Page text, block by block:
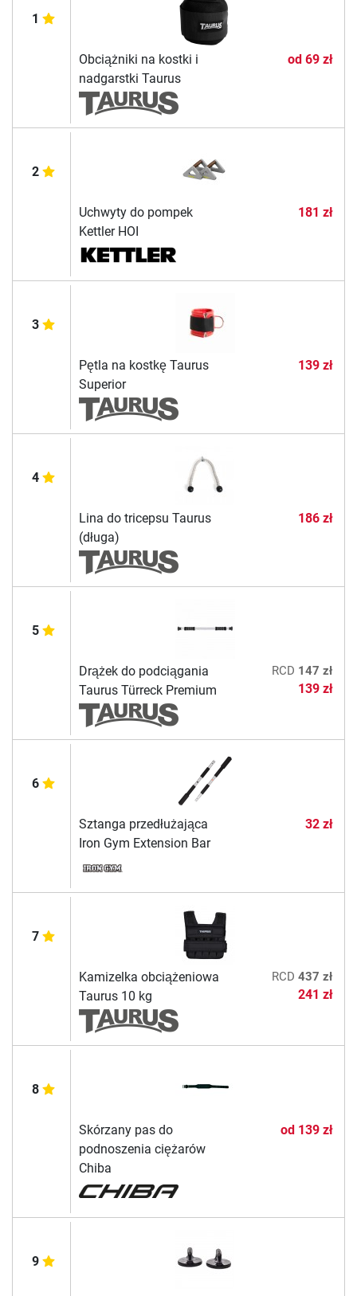
1
Obciążniki na kostki i
nadgarstki Taurus
od 69 zł
2
Uchwyty do pompek
Kettler HOI
181 zł
3
Pętla na kostkę Taurus
Superior
139 zł
4
Lina do tricepsu Taurus
(długa)
186 zł
5
Drążek do podciągania
Taurus Türreck Premium
RCD 147 zł
139 zł
6
Sztanga przedłużająca
Iron Gym Extension Bar
32 zł
7
Kamizelka obciążeniowa
Taurus 10 kg
RCD 437 zł
241 zł
8
Skórzany pas do
podnoszenia ciężarów
Chiba
od 139 zł
9